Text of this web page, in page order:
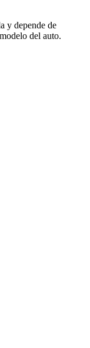
y depende de
del auto.